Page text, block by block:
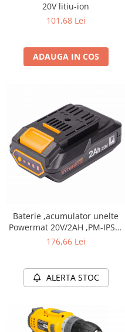
Protectia muncii
Slefuitoare
Tunuri de caldura si aeroteme
Utilaje constructie
20V litiu-ion
101,68 Lei
ADAUGA IN COS
Baterie ,acumulator unelte
Powermat 20V/2AH ,PM-IPSA-
220C
176,66 Lei
ALERTA STOC